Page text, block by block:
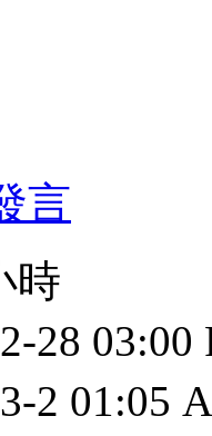
言
時
28 03:00
2 01:05